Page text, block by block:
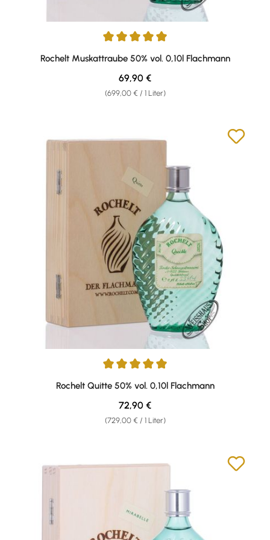
Durchschnittliche Bewertung von 5 von 5 Sternen
Rochelt Muskattraube 50% vol. 0,10l Flachmann
(699,00 € / 1 Liter)
Regulärer Preis:
69,90 €
Durchschnittliche Bewertung von 5 von 5 Sternen
Rochelt Quitte 50% vol. 0,10l Flachmann
(729,00 € / 1 Liter)
Regulärer Preis:
72,90 €